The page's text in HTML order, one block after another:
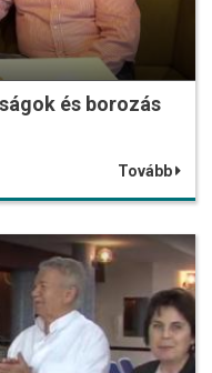
és borozás
Tovább